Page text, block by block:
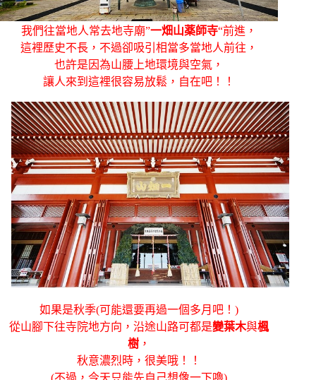
我們往當地人常去地寺廟”一畑山薬師寺“前進，
這裡歷史不長，不過卻吸引相當多當地人前往，
也許是因為山腰上地環境與空氣，
讓人來到這裡很容易放鬆，自在吧！！
如果是秋季(可能還要再過一個多月吧！)
從山腳下往寺院地方向，沿途山路可都是變葉木與楓
樹 ，
秋意濃烈時，很美哦！！
(不過，今天只能先自己想像一下嚕)